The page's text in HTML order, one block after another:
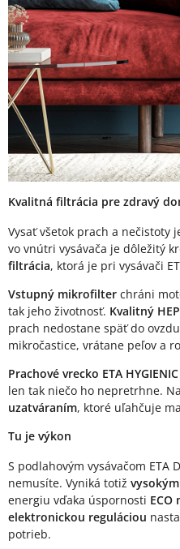
Kvalitná filtrácia pre zdravý
Vysať všetok prach a nečistoty
vo vnútri vysávača je dôležitý
filtrácia, ktorá je pri vysávači
Vstupný mikrofilter chráni
tak jeho životnosť. Kvalitný
prach nedostane späť do
mikročastice, vrátane peľov a
Prachové vrecko ETA HYGIENIC
len tak niečo ho nepretrhne.
uzatváraním, ktoré uľahčuje
Tu je výkon
S podlahovým vysávačom ETA
nemusíte. Vyniká totiž
energiu vďaka úspornosti ECO
elektronickou reguláciou
potrieb.